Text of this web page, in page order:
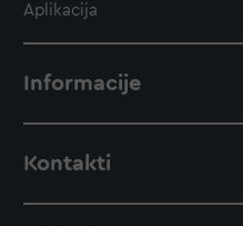
Aplikacija
Informacije
Kontakti